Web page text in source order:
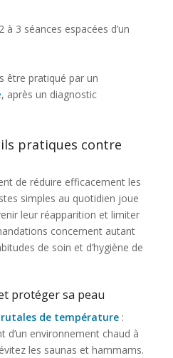
3 séances espacées d’un
être pratiqué par un
, après un diagnostic
pratiques contre
de réduire efficacement les
simples au quotidien joue
leur réapparition et limiter
concernent autant
de soin et d’hygiène de
protéger sa peau
de température :
d’un environnement chaud à
les saunas et hammams.